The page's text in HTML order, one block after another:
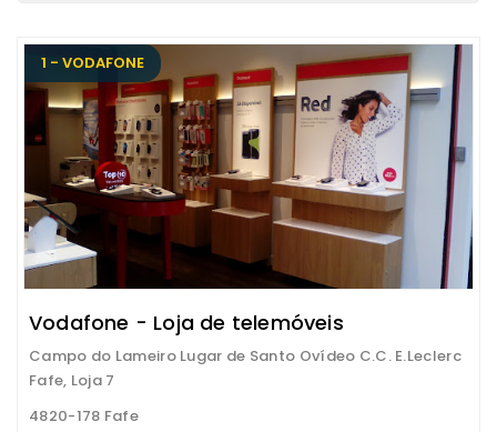
1 - VODAFONE
Vodafone - Loja de telemóveis
Campo do Lameiro Lugar de Santo Ovídeo C.C. E.Leclerc
Fafe, Loja 7
4820-178 Fafe